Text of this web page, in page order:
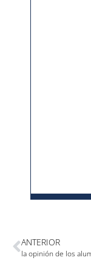
ANTERIOR